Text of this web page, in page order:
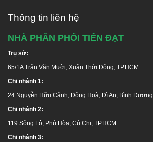
Thông tin liên hệ
NHÀ PHÂN PHỐI TIẾN ĐẠT
Trụ sở:
65/1A Trần Văn Mười, Xuân Thới Đông, TP.HCM
Chi nhánh 1:
24 Nguyễn Hữu Cảnh, Đông Hoà, Dĩ An, Bình Dương
Chi nhánh 2:
119 Sông Lô, Phú Hòa, Củ Chi, TP.HCM
Chi nhánh 3: